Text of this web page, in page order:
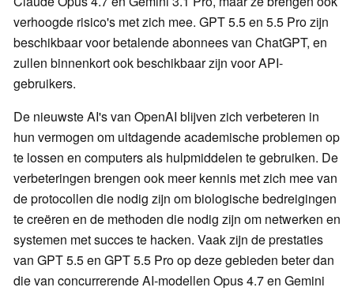
verhoogde risico's met zich mee. GPT 5.5 en 5.5 Pro zijn
beschikbaar voor betalende abonnees van ChatGPT, en
zullen binnenkort ook beschikbaar zijn voor API-
gebruikers.
De nieuwste AI's van OpenAI blijven zich verbeteren in
hun vermogen om uitdagende academische problemen op
te lossen en computers als hulpmiddelen te gebruiken. De
verbeteringen brengen ook meer kennis met zich mee van
de protocollen die nodig zijn om biologische bedreigingen
te creëren en de methoden die nodig zijn om netwerken en
systemen met succes te hacken. Vaak zijn de prestaties
van GPT 5.5 en GPT 5.5 Pro op deze gebieden beter dan
die van concurrerende AI-modellen Opus 4.7 en Gemini